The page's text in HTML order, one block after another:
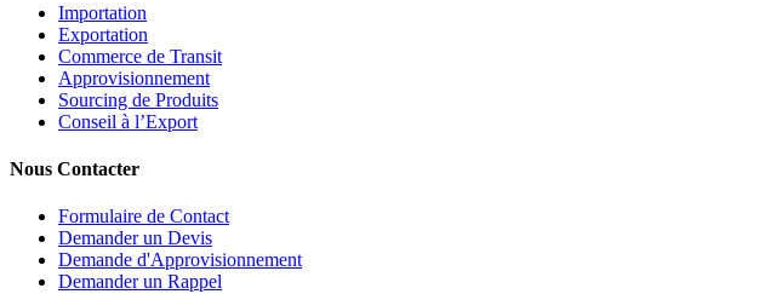
Importation
Exportation
Commerce de Transit
Approvisionnement
Sourcing de Produits
Conseil à l’Export
Nous Contacter
Formulaire de Contact
Demander un Devis
Demande d'Approvisionnement
Demander un Rappel